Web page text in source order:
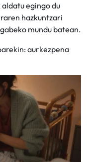
egingo du
hazkuntzari
mundu batean.
aurkezpena